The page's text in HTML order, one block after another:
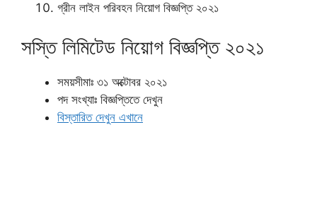
গ্রীন লাইন পরিবহন নিয়োগ বিজ্ঞপ্তি ২০২১
সস্তি লিমিটেড নিয়োগ বিজ্ঞপ্তি ২০২১
সময়সীমাঃ ৩১ অক্টোবর ২০২১
পদ সংখ্যাঃ বিজ্ঞপ্তিতে দেখুন
বিস্তারিত দেখুন এখানে